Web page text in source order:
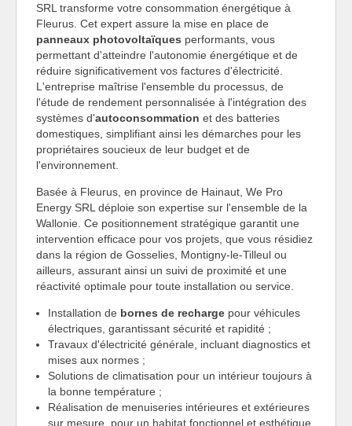
SRL transforme votre consommation énergétique à
Fleurus. Cet expert assure la mise en place de
panneaux photovoltaïques performants, vous
permettant d'atteindre l'autonomie énergétique et de
réduire significativement vos factures d'électricité.
L'entreprise maîtrise l'ensemble du processus, de
l'étude de rendement personnalisée à l'intégration des
systèmes d'autoconsommation et des batteries
domestiques, simplifiant ainsi les démarches pour les
propriétaires soucieux de leur budget et de
l'environnement.
Basée à Fleurus, en province de Hainaut, We Pro
Energy SRL déploie son expertise sur l'ensemble de la
Wallonie. Ce positionnement stratégique garantit une
intervention efficace pour vos projets, que vous résidiez
dans la région de Gosselies, Montigny-le-Tilleul ou
ailleurs, assurant ainsi un suivi de proximité et une
réactivité optimale pour toute installation ou service.
Installation de bornes de recharge pour véhicules
électriques, garantissant sécurité et rapidité ;
Travaux d'électricité générale, incluant diagnostics et
mises aux normes ;
Solutions de climatisation pour un intérieur toujours à
la bonne température ;
Réalisation de menuiseries intérieures et extérieures
sur mesure, pour un habitat fonctionnel et esthétique.